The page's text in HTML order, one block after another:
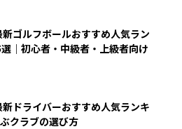
ゴルフボールおすすめ人気ラン
｜初心者・中級者・上級者向け
ドライバーおすすめ人気ランキ
クラブの選び方